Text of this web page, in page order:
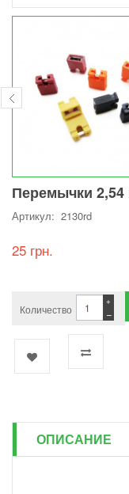
Перемычки
Артикул: 2130rd
25 грн.
Количество −
+
ОПИСАНИЕ